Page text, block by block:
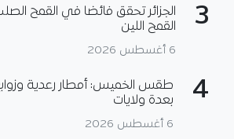
3
الجزائر تحقق فائضا في القمح
القمح اللين
6 أغسطس 2026
4
طقس الخميس: أمطار رعدية
بعدة ولايات
6 أغسطس 2026